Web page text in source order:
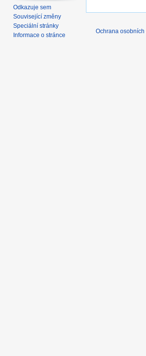
Odkazuje sem
Související změny
Speciální stránky
Informace o stránce
Ochrana osobních